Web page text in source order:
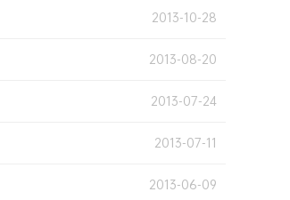
2013-10-28
2013-08-20
2013-07-24
2013-07-11
2013-06-09